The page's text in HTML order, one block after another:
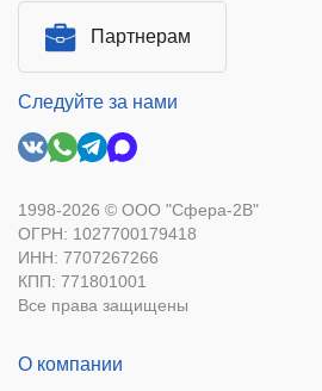
Партнерам
Следуйте за нами
1998-2026 © ООО "Сфера-2В"
ОГРН: 1027700179418
ИНН: 7707267266
КПП: 771801001
Все права защищены
О компании